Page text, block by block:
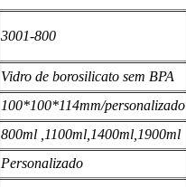
3001-800
Vidro de borosilicato sem BPA
100*100*114mm/personalizado
800ml ,1100ml,1400ml,1900ml
Personalizado